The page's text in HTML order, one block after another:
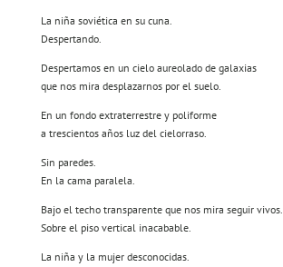
La niña soviética en su cuna.
Despertando.
Despertamos en un cielo aureolado de galaxias
que nos mira desplazarnos por el suelo.
En un fondo extraterrestre y poliforme
a trescientos años luz del cielorraso.
Sin paredes.
En la cama paralela.
Bajo el techo transparente que nos mira seguir vivos.
Sobre el piso vertical inacabable.
La niña y la mujer desconocidas.